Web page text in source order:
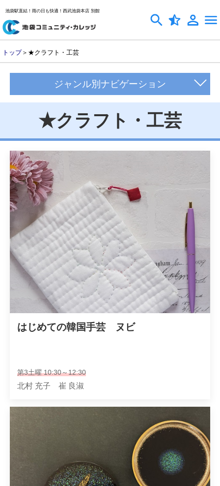
池袋駅直結！雨の日も快適！西武池袋本店 別館
トップ＞★クラフト・工芸
ジャンル別ナビゲーション
★クラフト・工芸
はじめての韓国手芸　ヌビ
第3土曜 10:30～12:30
北村 充子 崔 良淑